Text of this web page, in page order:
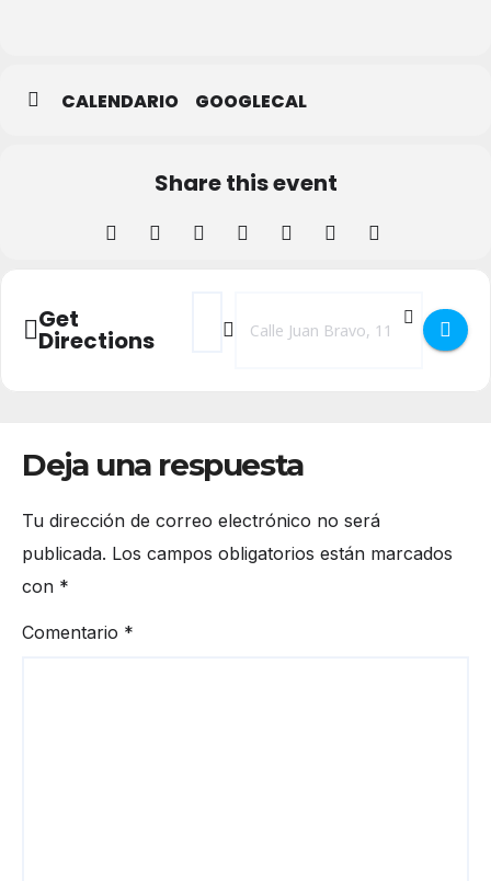
CALENDARIO GOOGLECAL
Share this event
Get
Directions
Destination Address - Piel entre
Deja una respuesta
Tu dirección de correo electrónico no será
publicada. Los campos obligatorios están marcados
con *
Comentario *